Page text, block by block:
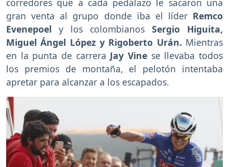
corredores que a cada pedalazo le sacaron una
gran venta al grupo donde iba el líderRemco
Evenepoel y los colombianos Sergio Higuita,
Miguel Ángel López y Rigoberto Urán. Mientras
en la punta de carrera Jay Vine se llevaba todos
los premios de montaña, el pelotón intentaba
apretar para alcanzar a los escapados.